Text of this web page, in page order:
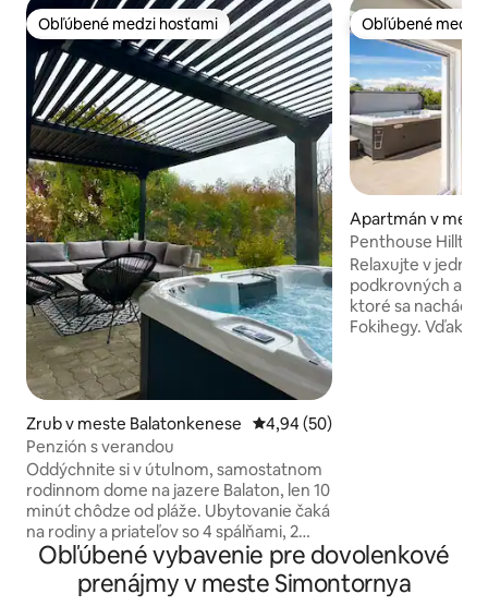
Obľúbené medzi hosťami
Obľúbené medzi hosťami
Zrub v meste Balatonkenese Priemerné ohodnotenie 4,94
4,94 (50)
Penzión s verandou
Oddýchnite si v útulnom, samostatnom
rodinnom dome na jazere Balaton, len 10
minút chôdze od pláže. Ubytovanie čaká
na rodiny a priateľov so 4 spálňami, 2
kúpeľňami a priestrannou obývacou
izbou s americkou kuchyňou. V
uzavretom dvore sa nachádza vonkajšie
Obľúbené medzi
Obľúbené medzi
Apartmán v
Penthouse Hilltop
Relaxujte v
podkrovných
ktoré sa
Fokihegy. Vďaka
parkovanie.
Obľúbené vybavenie pre dovolenkové
prenájmy v meste Simontornya